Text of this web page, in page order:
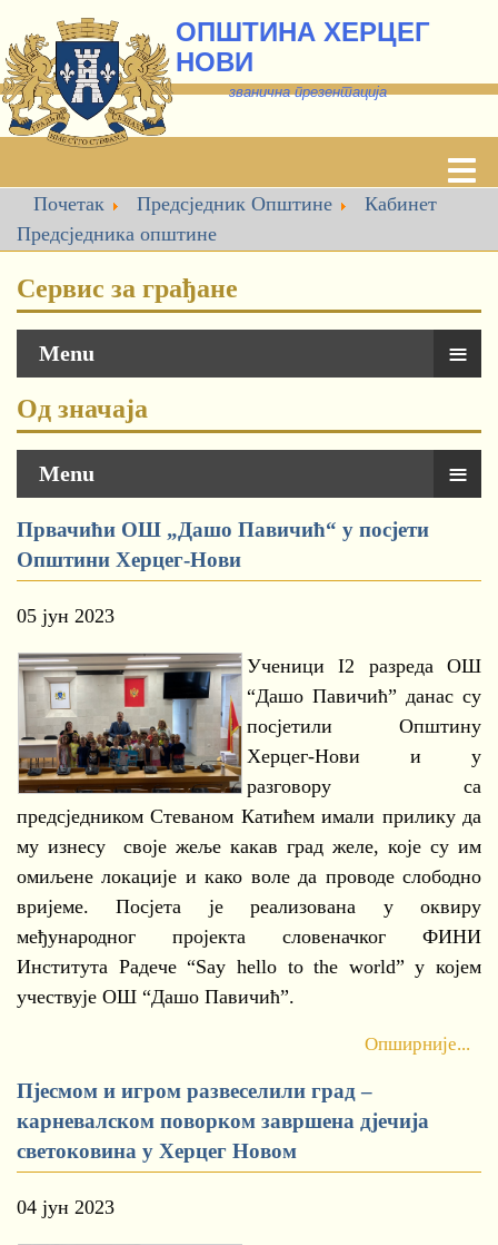
ОПШТИНА ХЕРЦЕГ
НОВИ
званична презентација
Почетак Предсједник Општине
Кабинет
Предсједника oпштине
Сервис за грађане
Menu ≡
Од значаја
Menu ≡
Првачићи ОШ „Дашо Павичић“ у посјети
Општини Херцег-Нови
05 јун 2023
Ученици I2 разреда ОШ
“Дашо Павичић” данас су
посјетили Општину
Херцег-Нови и у
разговору са
предсједником Стеваном Катићем имали прилику да
му изнесу своје жеље какав град желе, које су им
омиљене локације и како воле да проводе слободно
вријеме. Посјета је реализована у оквиру
међународног пројекта словеначког ФИНИ
Института Радече “Say hello to the world” у којем
учествује ОШ “Дашо Павичић”.
Опширније...
Пјесмом и игром развеселили град –
карневалском поворком завршена дјечија
светоковина у Херцег Новом
04 јун 2023